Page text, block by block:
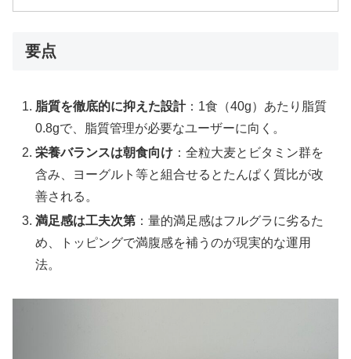
要点
脂質を徹底的に抑えた設計：1食（40g）あたり脂質
0.8gで、脂質管理が必要なユーザーに向く。
栄養バランスは朝食向け ：全粒大麦とビタミン群を
含み、ヨーグルト等と組合せるとたんぱく質比が改
善される。
満足感は工夫次第 ：量的満足感はフルグラに劣るた
め、トッピングで満腹感を補うのが現実的な運用
法。